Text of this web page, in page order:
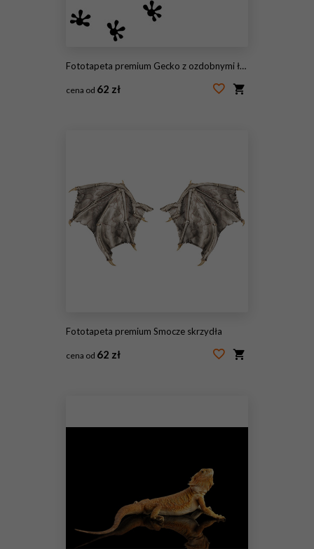
Fototapeta premium Gecko z ozdobnymi łapkami
cena od 62 zł
Fototapeta premium Smocze skrzydła
cena od 62 zł